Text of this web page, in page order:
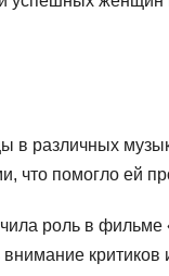
в различных
помогло ей
роль в фильме
критиков